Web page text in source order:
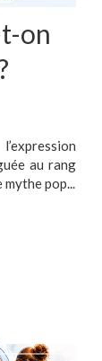
on
au rang
mythe pop...